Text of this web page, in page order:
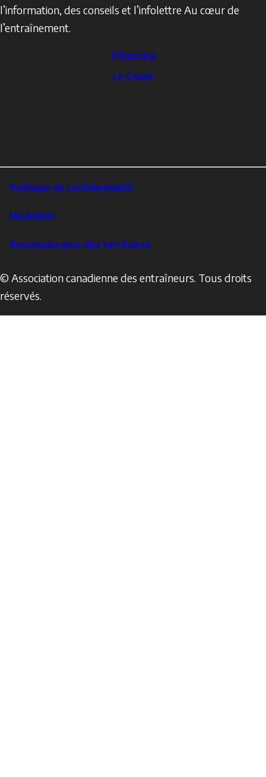
l’information, des conseils et l’infolettre Au cœur de
l’entraînement.
S’inscrire
Le Casier
Footer
Corporate
Politique de confidentialité
Modalités
Reconnaissance des territoires
© Association canadienne des entraîneurs. Tous droits
réservés.